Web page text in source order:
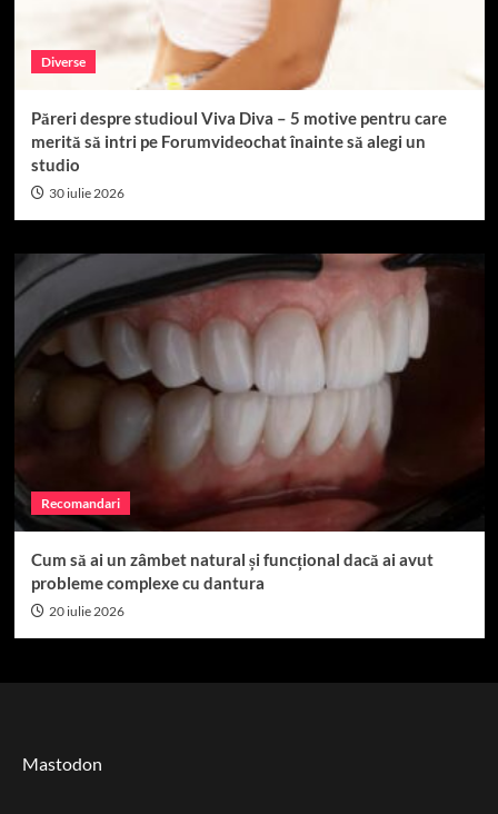
Diverse
Păreri despre studioul Viva Diva – 5 motive pentru care
merită să intri pe Forumvideochat înainte să alegi un
studio
30 iulie 2026
Recomandari
Cum să ai un zâmbet natural și funcțional dacă ai avut
probleme complexe cu dantura
20 iulie 2026
Mastodon